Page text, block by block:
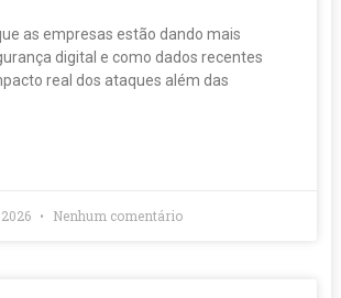
as empresas estão dando mais
digital e como dados recentes
real dos ataques além das
Nenhum comentário